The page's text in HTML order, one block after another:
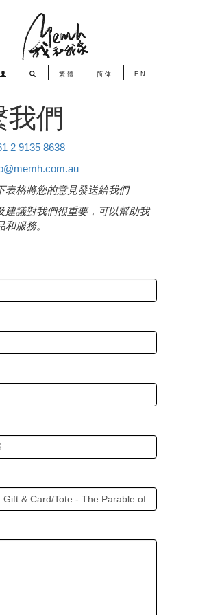
繁體 简体 EN
我們
2 9135 8638
表格將您的意見發送給我們
建議對我們很重要，可以幫助我
服務。